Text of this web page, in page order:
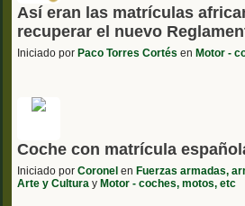
Así eran las matrículas
recuperar el nuevo
Iniciado por Paco Torres Cortés en Motor -
Coche con matrícula
Iniciado por Coronel en Fuerzas armadas,
Arte y Cultura y Motor - coches, motos, etc